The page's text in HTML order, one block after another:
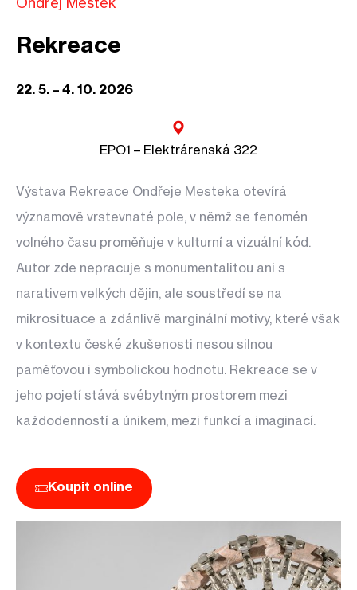
Rekreace
22. 5. – 4. 10. 2026
EPO1 – Elektrárenská 322
Výstava Rekreace Ondřeje Mesteka otevírá
významově vrstevnaté pole, v němž se fenomén
volného času proměňuje v kulturní a vizuální kód.
Autor zde nepracuje s monumentalitou ani s
narativem velkých dějin, ale soustředí se na
mikrosituace a zdánlivě marginální motivy, které však
v kontextu české zkušenosti nesou silnou
paměťovou i symbolickou hodnotu. Rekreace se v
jeho pojetí stává svébytným prostorem mezi
každodenností a únikem, mezi funkcí a imaginací.
Koupit online